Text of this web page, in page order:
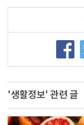
'생활정보' 관련 글